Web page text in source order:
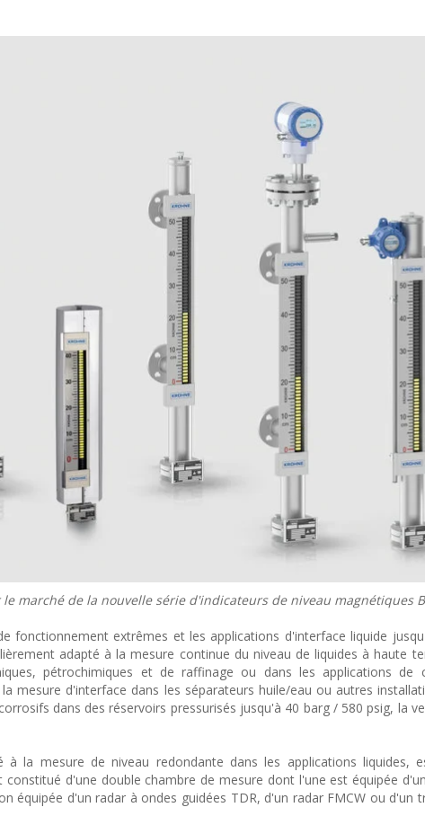
le marché de la nouvelle série d'indicateurs de niveau magnétiques
fonctionnement extrêmes et les applications d'interface liquide
adapté à la mesure continue du niveau de liquides à haute
pétrochimiques et de raffinage ou dans les applications de
mesure d'interface dans les séparateurs huile/eau ou autres
dans des réservoirs pressurisés jusqu'à 40 barg / 580 psig, la
à la mesure de niveau redondante dans les applications liquides,
constitué d'une double chambre de mesure dont l'une est équipée
équipée d'un radar à ondes guidées TDR, d'un radar FMCW ou d'un